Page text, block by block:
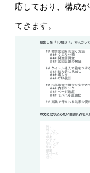
応しており、構成
てきます。